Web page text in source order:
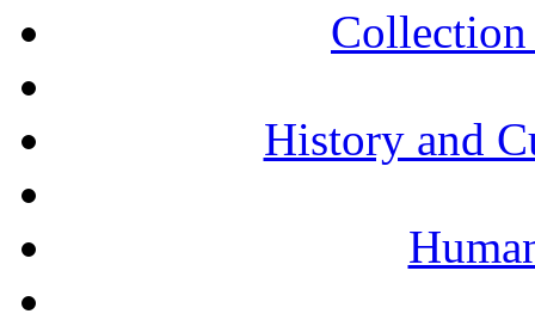
History and